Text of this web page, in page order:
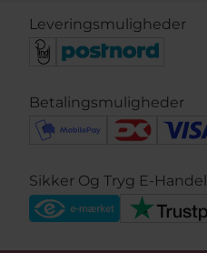
Leveringsmuligheder
Betalingsmuligheder
Sikker Og Tryg E-Handel